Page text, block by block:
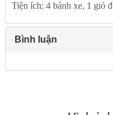
Tiện ích: 4 bánh xe, 1 giỏ
Bình luận